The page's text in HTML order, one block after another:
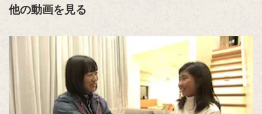
他の動画を見る